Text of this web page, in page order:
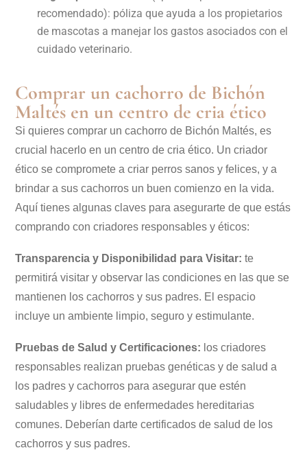
recomendado): póliza que ayuda a los propietarios
de mascotas a manejar los gastos asociados con el
cuidado veterinario.
Comprar un cachorro de Bichón
Maltés en un centro de cria ético
Si quieres comprar un cachorro de Bichón Maltés, es
crucial hacerlo en un centro de cria ético. Un criador
ético se compromete a criar perros sanos y felices, y a
brindar a sus cachorros un buen comienzo en la vida.
Aquí tienes algunas claves para asegurarte de que estás
comprando con criadores responsables y éticos:
Transparencia y Disponibilidad para Visitar: te
permitirá visitar y observar las condiciones en las que se
mantienen los cachorros y sus padres. El espacio
incluye un ambiente limpio, seguro y estimulante.
Pruebas de Salud y Certificaciones: los criadores
responsables realizan pruebas genéticas y de salud a
los padres y cachorros para asegurar que estén
saludables y libres de enfermedades hereditarias
comunes. Deberían darte certificados de salud de los
cachorros y sus padres.